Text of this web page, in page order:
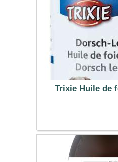
Trixie Huile de